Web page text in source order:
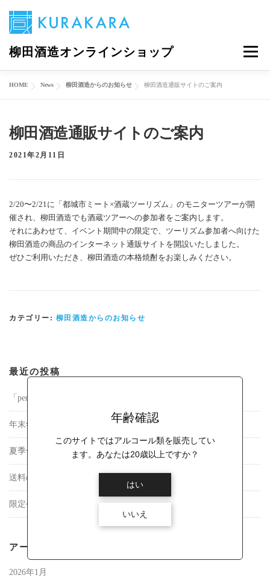
柳田酒造オンラインショップ メニュ
当サイトについて PENTATONIC 商品一覧
マイアカウント 0商品
HOME News 柳田酒造からのお知らせ 柳田酒造通販サイトのご案内
柳田酒造通販サイトのご案内
2021年2月11日
2/20〜2/21に「都城市ミート×酒蔵ツーリズム」のモニターツアーが開
催され、柳田酒造でも酒蔵ツアーへの参加者をご案内します。
それにあわせて、イベント期間中の限定で、ツーリズム参加者へ向けた
柳田酒造の商品のインターネット通販サイトを開設いたしました。
ぜひご利用いただき、柳田酒造の本格焼酎をお楽しみください。
カテゴリー: 柳田酒造からのお知らせ
最近の投稿
「pentatonic DELFIN」発売のお知らせ
年末年始の商品発送について
夏季休業中の商品発送について
送料の改定に関するご案内
限定公開のご案内
アーカイブ
2026年1月
年齢確認
このサイトではアルコール類を販売してい
ます。あなたは20歳以上ですか？
はい
いいえ